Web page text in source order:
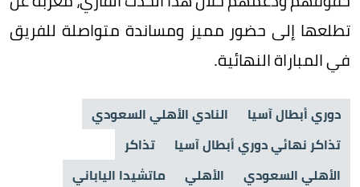
تطلعها إلى حضور مميز ومساندة متواصلة للفريق
في المباراة النهائية.
دوري أبطال آسيا
النادي الأهلي السعودي
تذاكر نهائي دوري أبطال آسيا
تذاكر
الأهلي السعودي
الأهلي ماتشيدا الياباني